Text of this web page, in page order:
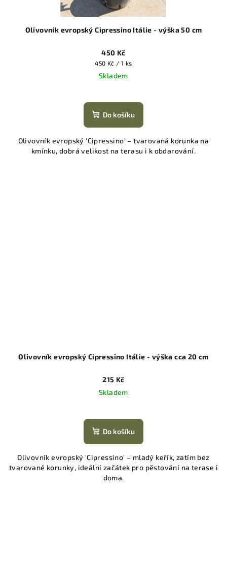
Olivovník evropský Cipressino Itálie - výška 50 cm
450 Kč
Měrná
cena:
450 Kč / 1 ks
Skladem
Do košíku
Olivovník evropský 'Cipressino' – tvarovaná korunka na
kmínku, dobrá velikost na terasu i k obdarování.
Olivovník evropský Cipressino Itálie - výška cca 20 cm
215 Kč
Skladem
Do košíku
Olivovník evropský 'Cipressino' – mladý keřík, zatím bez
tvarované korunky, ideální začátek pro pěstování na terase i
doma.